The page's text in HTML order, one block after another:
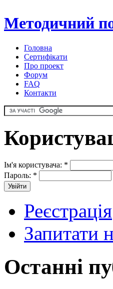
Методичний
Головна
Сертифікати
Про проект
Форум
FAQ
Контакти
Ім'я користувача: *
Пароль: *
Реєстрація
Запитати
Останні